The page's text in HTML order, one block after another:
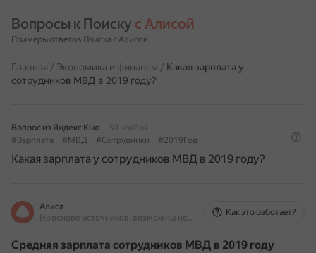
Вопросы к Поиску с Алисой
Примеры ответов Поиска с Алисой
Главная / Экономика и финансы / Какая зарплата у
сотрудников МВД в 2019 году?
Вопрос из Яндекс Кью
30 ноября
#Зарплата
#МВД #Сотрудники #2019Год
Какая зарплата у сотрудников МВД в 2019 году?
Алиса
На основе источников, возможны неточности
Как это работает?
Средняя зарплата сотрудников МВД в 2019 году